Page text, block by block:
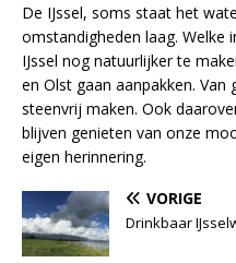
De IJssel, soms staat het
omstandigheden laag. Welke
IJssel nog natuurlijker te
en Olst gaan aanpakken. Van
steenvrij maken. Ook
blijven genieten van onze
eigen herinnering.
VORIGE
Drinkbaar